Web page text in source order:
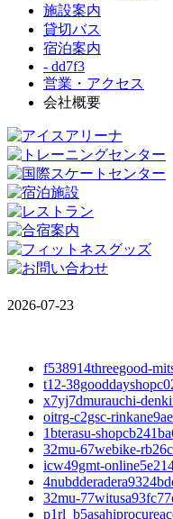
施設案内
貸切バス
宿泊案内
- dd7f3
営業・アクセス
会社概要
2026-07-23
f538914threegood-
t12-
x7yj7dmurauchi-
oitrg-c2gsc-
1bterasu-
32mu-67webike-
icw49gmt-
32mu-